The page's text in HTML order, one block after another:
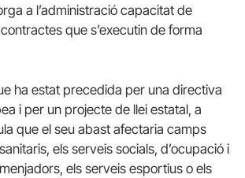
a l’administració capacitat de
que s’executin de forma
ha estat precedida per una directiva
i per un projecte de llei estatal, a
que el seu abast afectaria camps
els serveis socials, d’ocupació i
els serveis esportius o els